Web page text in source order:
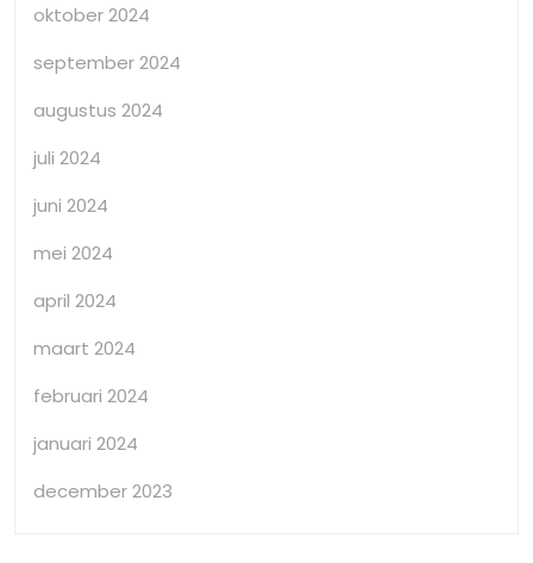
oktober 2024
september 2024
augustus 2024
juli 2024
juni 2024
mei 2024
april 2024
maart 2024
februari 2024
januari 2024
december 2023